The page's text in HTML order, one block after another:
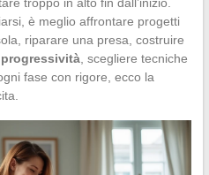
è meglio affrontare progetti
riparare una presa, costruire
progressività, scegliere tecniche
fase con rigore, ecco la